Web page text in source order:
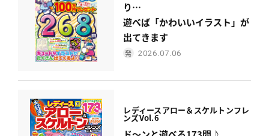
り…
遊べば「かわいいイラスト」が
出てきます
2026.07.06
レディースアロー＆スケルトンフレ
ンズVol.6